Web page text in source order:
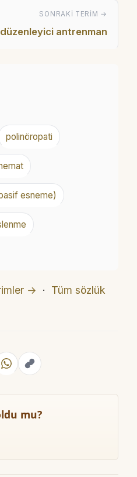
SONRAKI TERIM →
antrenman
polinöropati
esneme)
→ · Tüm sözlük
mu?